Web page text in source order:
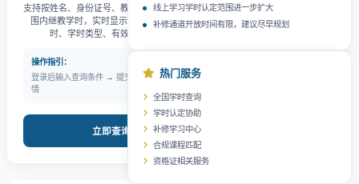
支持按姓名、身份证号、教师编号查询全国范
围内继教学时，实时显示已完成/未完成学
时、学时类型、有效期等信息。
操作指引：
登录后输入查询条件 → 提交查询 → 查看详
情
立即查询
线上学习学时认定范围进一步扩大
补修通道开放时间有限，建议尽早规划
热门服务
全国学时查询
学时认定协助
补修学习中心
合规课程匹配
资格证相关服务